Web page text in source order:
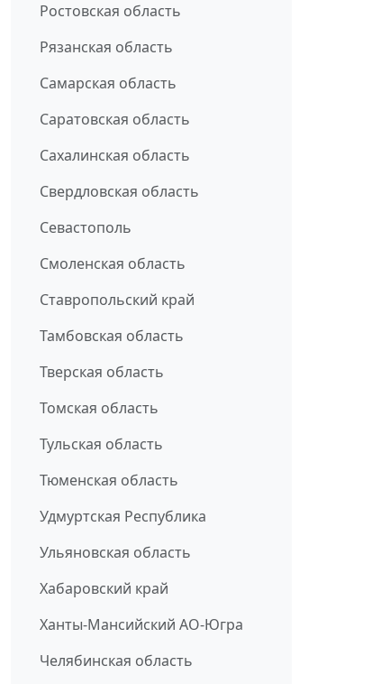
Ростовская область
Рязанская область
Самарская область
Саратовская область
Сахалинская область
Свердловская область
Севастополь
Смоленская область
Ставропольский край
Тамбовская область
Тверская область
Томская область
Тульская область
Тюменская область
Удмуртская Республика
Ульяновская область
Хабаровский край
Ханты-Мансийский АО-Югра
Челябинская область